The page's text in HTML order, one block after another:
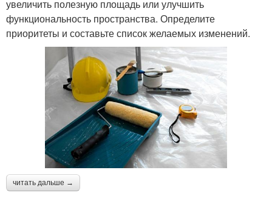
увеличить полезную площадь или улучшить
функциональность пространства. Определите
приоритеты и составьте список желаемых изменений.
читать дальше →